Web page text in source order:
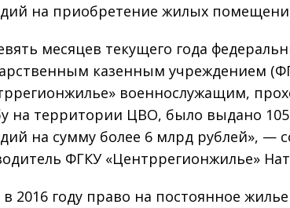
на приобретение жилых
месяцев текущего года
казенным учреждением
военнослужащим,
на территории ЦВО, было выдано
на сумму более 6 млрд рублей», —
ФГКУ «Центррегионжилье»
в 2016 году право на постоянное